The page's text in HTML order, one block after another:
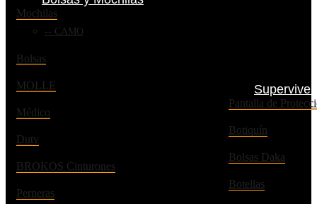
Mochilas
CAMO
Bolsas
MOLLE
Médico
Duty
BROKOS Cinturones
Perneras
Pantalla de
Botiquín
Bolsas Daka
Botellas